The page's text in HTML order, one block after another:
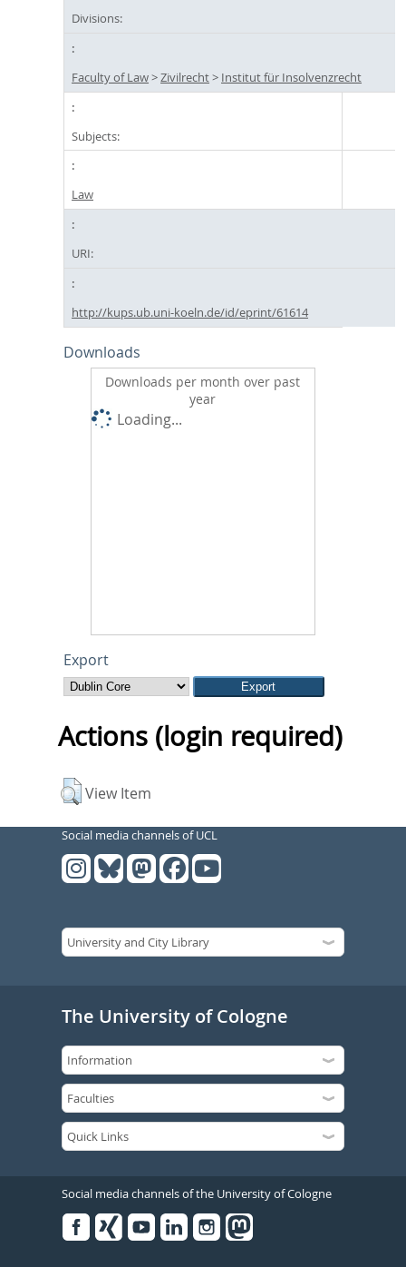
Divisions:
Faculty of Law>Zivilrecht> Institut für Insolvenzrecht
Subjects:
Law
URI:
http://kups.ub.uni-koeln.de/id/eprint/61614
Downloads
Downloads per month over past
year
Loading...
Export
Actions (login required)
View Item
Social media channels of UCL
The University of Cologne
Social media channels of the University of Cologne